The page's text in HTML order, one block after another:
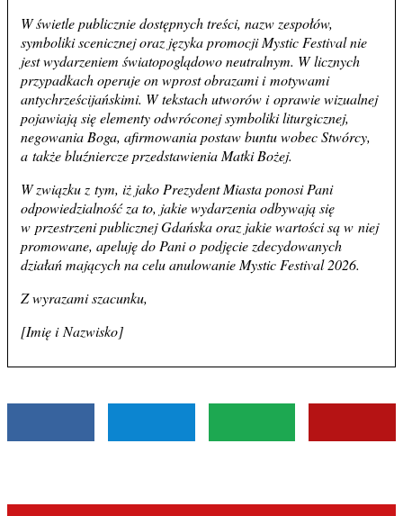
W świetle publicznie dostępnych treści, nazw zespołów,
symboliki scenicznej oraz języka promocji Mystic Festival nie
jest wydarzeniem światopoglądowo neutralnym. W licznych
przypadkach operuje on wprost obrazami i motywami
antychrześcijańskimi. W tekstach utworów i oprawie wizualnej
pojawiają się elementy odwróconej symboliki liturgicznej,
negowania Boga, afirmowania postaw buntu wobec Stwórcy,
a także bluźniercze przedstawienia Matki Bożej.
W związku z tym, iż jako Prezydent Miasta ponosi Pani
odpowiedzialność za to, jakie wydarzenia odbywają się
w przestrzeni publicznej Gdańska oraz jakie wartości są w niej
promowane, apeluję do Pani o podjęcie zdecydowanych
działań mających na celu anulowanie Mystic Festival 2026.
Z wyrazami szacunku,
[Imię i Nazwisko]